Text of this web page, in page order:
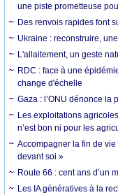
une piste prometteuse
Des renvois rapides font
Ukraine : reconstruire,
L'allaitement, un geste
RDC : face à une
change d'échelle
Gaza : l’ONU dénonce la
Les exploitations
n’est bon ni pour les
Accompagner la fin de
devant soi »
Route 66 : cent ans d’un
Les IA génératives à la